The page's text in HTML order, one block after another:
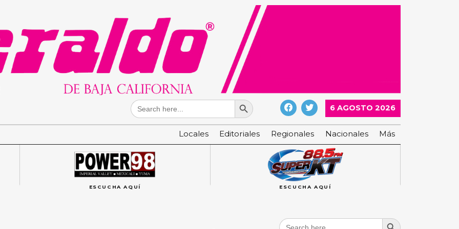
Search
for:
Search Button
6 AGOSTO 2026
Locales Editoriales Regionales Nacionales Más
ESCUCHA AQUÍ ESCUCHA AQUÍ
Search
Search Button